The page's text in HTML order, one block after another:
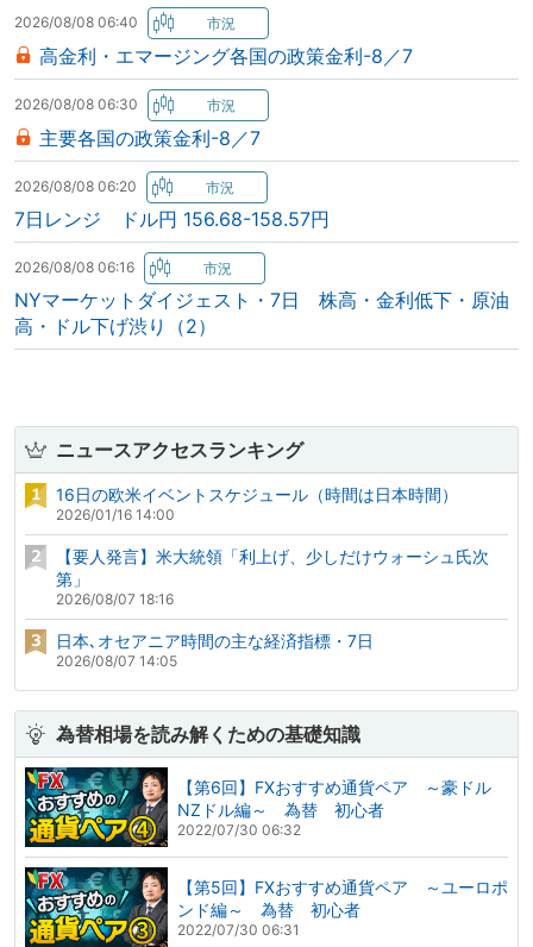
2026/08/08 06:40
高金利・エマージング各国の政策金利-8／7
2026/08/08 06:30
主要各国の政策金利-8／7
2026/08/08 06:20
7日レンジ ドル円 156.68-158.57円
2026/08/08 06:16
NYマーケットダイジェスト・7日 株高・金利低下・原油
高・ドル下げ渋り（2）
ニュースアクセスランキング
16日の欧米イベントスケジュール（時間は日本時間）
2026/01/16 14:00
【要人発言】米大統領「利上げ、少しだけウォーシュ氏次
第」
2026/08/07 18:16
日本､オセアニア時間の主な経済指標・7日
2026/08/07 14:05
為替相場を読み解くための基礎知識
【第6回】FXおすすめ通貨ペア ～豪ドル
NZドル編～ 為替 初心者
2022/07/30 06:32
【第5回】FXおすすめ通貨ペア ～ユーロポ
ンド編～ 為替 初心者
2022/07/30 06:31